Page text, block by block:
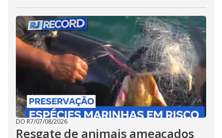
DO R7/07/08/2026
Resgate de animais ameaçados